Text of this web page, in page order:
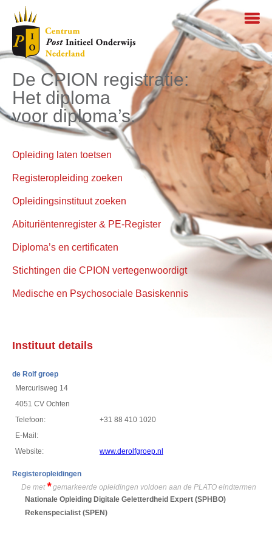
De CPION registratie:
Het diploma
voor diploma’s.
Opleiding laten toetsen
Registeropleiding zoeken
Opleidingsinstituut zoeken
Abituriëntenregister & PE-Register
Diploma’s en certificaten
Stichtingen die CPION vertegenwoordigt
Medische en Psychosociale Basiskennis
Instituut details
de Rolf groep
Mercurisweg 14
4051 CV Ochten
Telefoon:
+31 88 410 1020
E-Mail:
Website:
www.derolfgroep.nl
Registeropleidingen
De met *gemarkeerde opleidingen voldoen aan de PLATO eindtermen
Nationale Opleiding Digitale Geletterdheid Expert (SPHBO)
Rekenspecialist (SPEN)